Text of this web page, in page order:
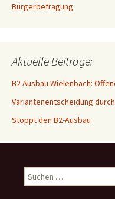
Bürgerbefragung
Aktuelle Beiträge:
B2 Ausbau Wielenbach:
Variantenentscheidung
Stoppt den B2-Ausbau
Suchen
nach: